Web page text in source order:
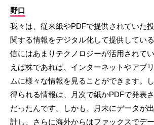
野口
我々は、従来紙やPDFで提供されていた
関する情報をデジタル化して提供してい
信にはあまりテクノロジーが活用されて
えば株であれば、インターネットやアプ
ムに様々な情報を見ることができます。
得られる情報は、月次で紙かPDFで発表
だったんです。しかも、月末にデータが
計し、さらに海外からはファックスでデ